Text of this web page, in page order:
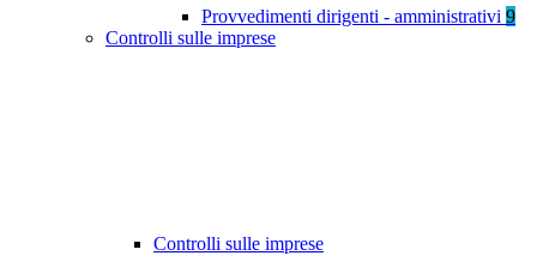
Provvedimenti dirigenti - amministrativi 9
Controlli sulle imprese
Controlli sulle imprese